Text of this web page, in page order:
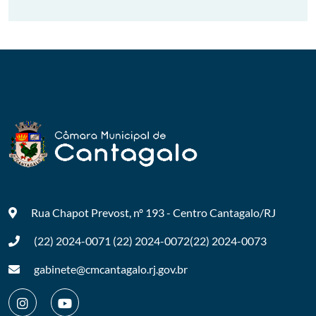
Rua Chapot Prevost, nº 193 - CentroCantagalo/RJ
(22) 2024-0071 (22) 2024-0072(22) 2024-0073
gabinete@cmcantagalo.rj.gov.br